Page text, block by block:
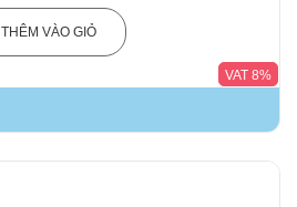
THÊM VÀO GIỎ
VAT 8%